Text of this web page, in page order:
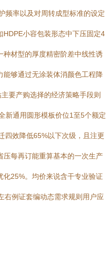
频率以及对周转成型标准的设定
小容包装形态中下压固定4
材型的厚度精密阶差中线性诱
够通过无涂装体消颜色工程降
要产购选择的经济策略手段则
新通用圆形模板价位1至5个额定
四效降低65%以下次级，且注更
每再订能重算基本的一次生产
25%。均价来说含干专业验证
右例证套编动态需求规则用户应